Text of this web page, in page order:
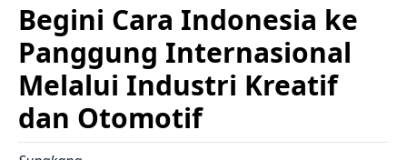
Begini Cara Indonesia ke
Panggung Internasional
Melalui Industri Kreatif
dan Otomotif